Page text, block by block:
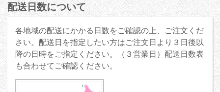
配送日数について
各地域の配送にかかる日数をご確認の上、ご注文くだ
さい。配送日を指定したい方はご注文日より３日後以
降の日時をご指定ください。（３営業日）配送日数表
も合わせてご確認ください。